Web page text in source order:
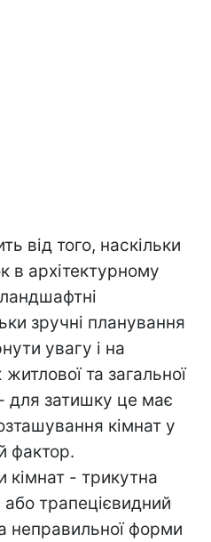
від того, наскільки
в архітектурному
зручні планування
увагу і на
та загальної
для затишку це має
кімнат у
фактор.
кімнат - трикутна
або трапецієвидний
неправильної форми